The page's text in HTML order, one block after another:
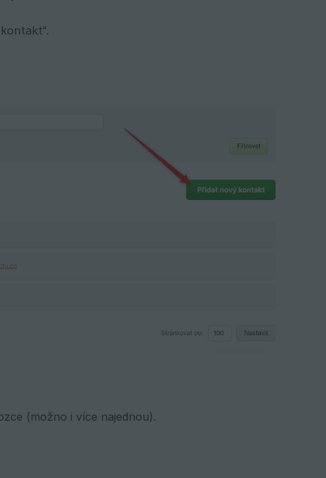
(možno i více najednou).